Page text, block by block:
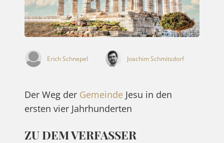
Erich Schnepel Joachim Schmitsdorf
Der Weg der GemeindeJesu in den
ersten vier Jahrhunderten
ZU DEM VERFASSER